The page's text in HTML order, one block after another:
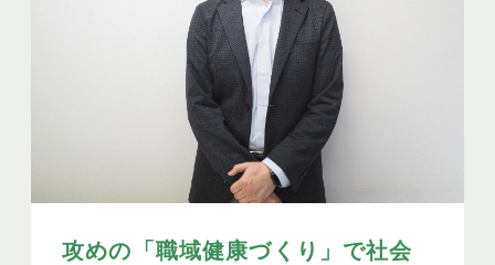
攻めの「職域健康づくり」で社会